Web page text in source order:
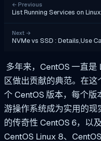
← Previous
List Running Services on
Next →
NVMe vs SSD : Details,Use
多年来，CentOS 一直
区做出贡献的典范。在
个 CentOS 版本，每个
游操作系统成为实用的
的传奇性 CentOS 6，以
CentOS Linux 8、